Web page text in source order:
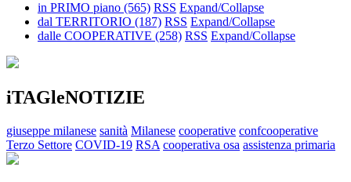
in PRIMO piano (565) RSS Expand/Collapse
dal TERRITORIO (187) RSS Expand/Collapse
dalle COOPERATIVE (258) RSS Expand/Collapse
iTAGleNOTIZIE
giuseppe milanese sanità Milanese cooperative confcooperative
Terzo Settore COVID-19 RSA cooperativa osa assistenza primaria